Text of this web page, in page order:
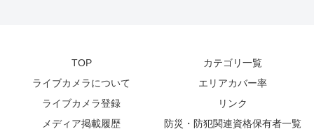
TOP
カテゴリ一覧
ライブカメラについて
エリアカバー率
ライブカメラ登録
リンク
メディア掲載履歴
防災・防犯関連資格保有者一覧